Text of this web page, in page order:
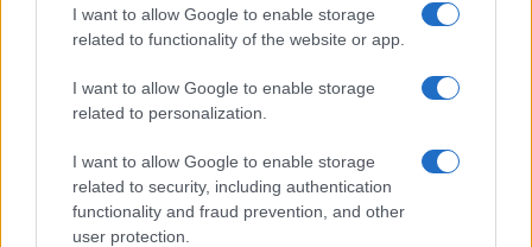
I want to allow Google to enable storage
related to functionality of the website or app.
I want to allow Google to enable storage
related to personalization.
I want to allow Google to enable storage
related to security, including authentication
functionality and fraud prevention, and other
user protection.
SOSTENIBILITÀ